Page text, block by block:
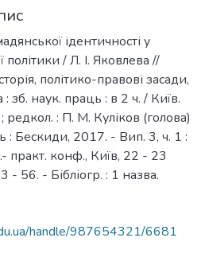
ідентичності у
політики / Л. І. Яковлева //
політико-правові засади,
: зб. наук. праць : в 2 ч. / Київ.
редкол. : П. М. Куліков (голова)
: Бескиди, 2017. - Вип. 3, ч. 1 :
практ. конф., Київ, 22 - 23
56. - Бібліогр. : 1 назва.
handle/987654321/6681